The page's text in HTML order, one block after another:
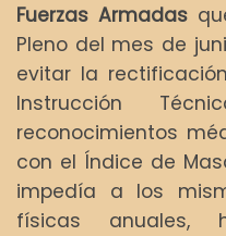
Fuerzas Armadas
Pleno del mes de
evitar la
Instrucción
reconocimientos
con el Índice de
impedía a los
físicas